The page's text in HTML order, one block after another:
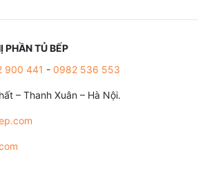
PHẦN TỦ BẾP
900 441 - 0982 536 553
– Thanh Xuân – Hà Nội.